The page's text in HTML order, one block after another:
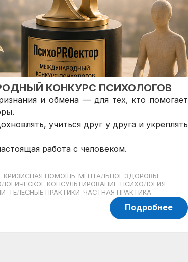
КОНКУРС ПСИХОЛОГОВ
и обмена — для тех, кто помогает
учиться друг у друга и укреплять
работа с человеком.
КРИЗИСНАЯ ПОМОЩЬ МЕНТАЛЬНОЕ ЗДОРОВЬЕ
КОНСУЛЬТИРОВАНИЕ ПСИХОЛОГИЯ
ТЕЛЕСНЫЕ ПРАКТИКИ ЧАСТНАЯ ПРАКТИКА
Подробнее